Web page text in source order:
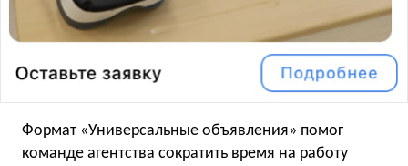
Формат «Универсальные объявления» помог
команде агентства сократить время на работу